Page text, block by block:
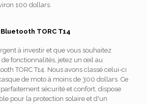
100 dollars.
TORC T14
à investir et que vous souhaitez
de fonctionnalités, jetez un œil au
TORC T14. Nous avons classé celui-ci
de moto à moins de 300 dollars. Ce
sécurité et confort, dispose
pour la protection solaire et d'un